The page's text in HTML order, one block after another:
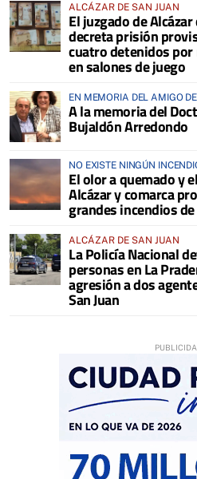
ALCÁZAR DE SAN JUAN
El juzgado de Alcázar
decreta prisión
cuatro detenidos
en salones de juego
EN MEMORIA DEL AMIGO
ANIMALES
A la memoria del
Bujaldón Arredondo
NO EXISTE NINGÚN
COMARCA
El olor a quemado y
Alcázar y comarca
grandes incendios
ALCÁZAR DE SAN JUAN
La Policía Nacional
personas en La
agresión a dos
San Juan